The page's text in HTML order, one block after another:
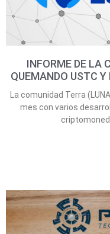
INFORME DE LA
QUEMANDO USTC
La comunidad Terra
mes con varios